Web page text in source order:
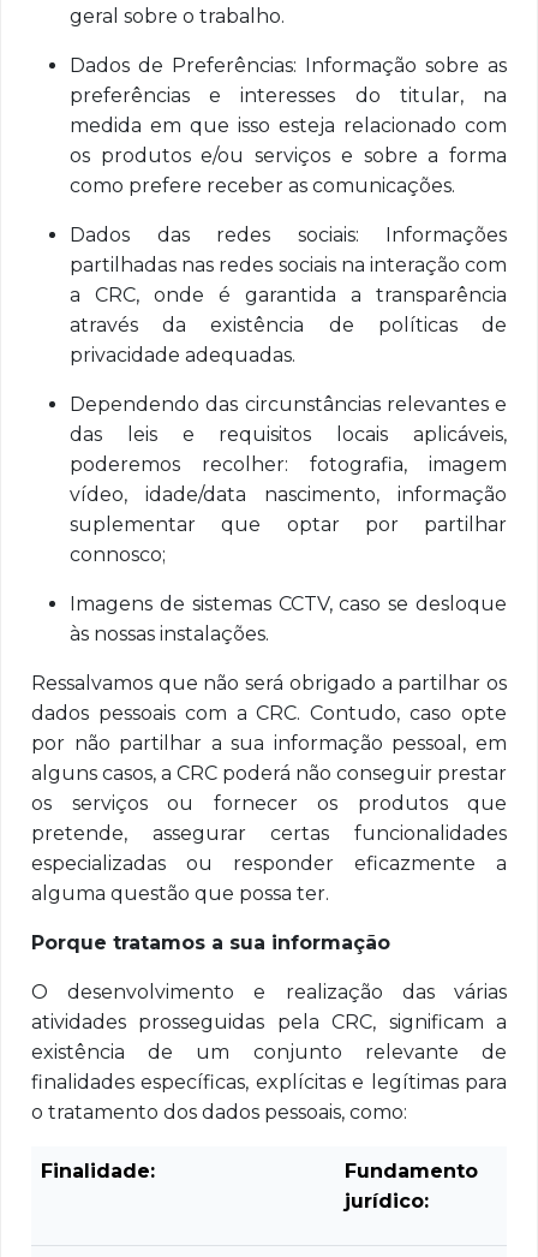
geral sobre o trabalho.
Dados de Preferências: Informação sobre as
preferências e interesses do titular, na
medida em que isso esteja relacionado com
os produtos e/ou serviços e sobre a forma
como prefere receber as comunicações.
Dados das redes sociais: Informações
partilhadas nas redes sociais na interação com
a CRC, onde é garantida a transparência
através da existência de políticas de
privacidade adequadas.
Dependendo das circunstâncias relevantes e
das leis e requisitos locais aplicáveis,
poderemos recolher: fotografia, imagem
vídeo, idade/data nascimento, informação
suplementar que optar por partilhar
connosco;
Imagens de sistemas CCTV, caso se desloque
às nossas instalações.
Ressalvamos que não será obrigado a partilhar os
dados pessoais com a CRC. Contudo, caso opte
por não partilhar a sua informação pessoal, em
alguns casos, a CRC poderá não conseguir prestar
os serviços ou fornecer os produtos que
pretende, assegurar certas funcionalidades
especializadas ou responder eficazmente a
alguma questão que possa ter.
Porque tratamos a sua informação
O desenvolvimento e realização das várias
atividades prosseguidas pela CRC, significam a
existência de um conjunto relevante de
finalidades específicas, explícitas e legítimas para
o tratamento dos dados pessoais, como:
Finalidade:
Fundamento
jurídico: